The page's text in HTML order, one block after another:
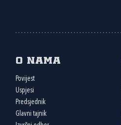
O nama
Povijest
Uspjesi
Predsjednik
Glavni tajnik